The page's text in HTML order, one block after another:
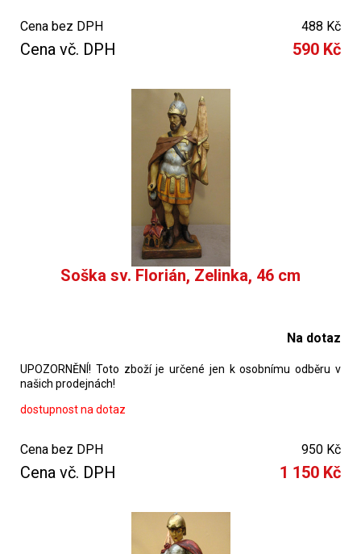
Cena bez DPH 488 Kč
Cena vč. DPH 590 Kč
Soška sv. Florián, Zelinka, 46 cm
Na dotaz
UPOZORNĚNÍ! Toto zboží je určené jen k osobnímu odběru v
našich prodejnách!
dostupnost na dotaz
Cena bez DPH 950 Kč
Cena vč. DPH 1 150 Kč